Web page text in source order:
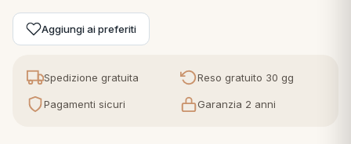
Aggiungi ai preferiti
Spedizione gratuita Reso gratuito 30 gg
Pagamenti sicuri Garanzia 2 anni